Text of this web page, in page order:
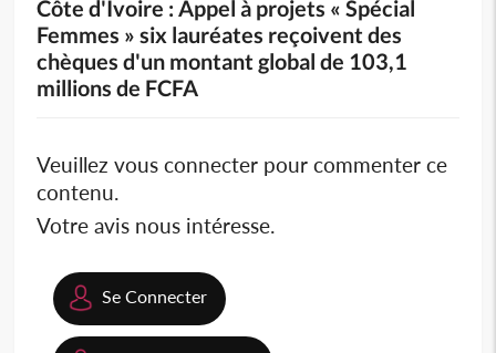
Côte d'Ivoire : Appel à projets « Spécial
Femmes » six lauréates reçoivent des
chèques d'un montant global de 103,1
millions de FCFA
Veuillez vous connecter pour commenter ce
contenu.
Votre avis nous intéresse.
Se Connecter